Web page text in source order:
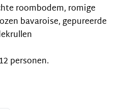
roombodem, romige
bavaroise, gepureerde
personen.